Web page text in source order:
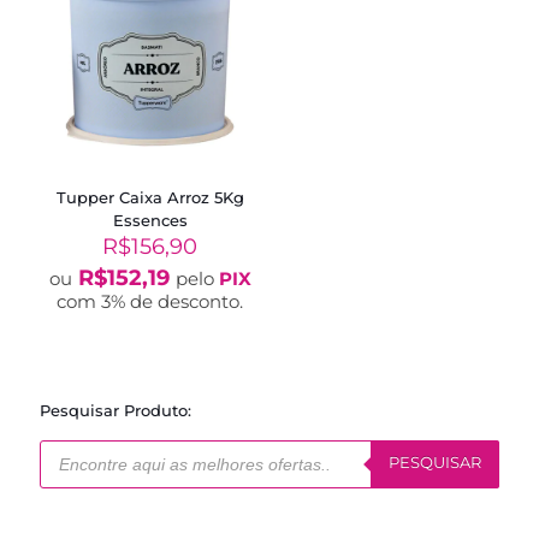
Tupper Caixa Arroz 5Kg
Essences
R$156,90
ou R$152,19 pelo PIX
com 3% de desconto.
Pesquisar Produto:
Pesquisar
produtos
PESQUISAR